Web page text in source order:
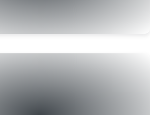
até